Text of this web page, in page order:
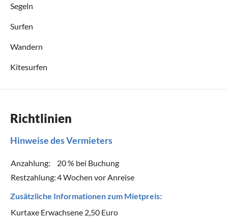
Segeln
Surfen
Wandern
Kitesurfen
Richtlinien
Hinweise des Vermieters
Anzahlung:
20 % bei Buchung
Restzahlung:4 Wochen vor Anreise
Zusätzliche Informationen zum Mietpreis:
Kurtaxe Erwachsene 2,50 Euro